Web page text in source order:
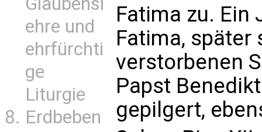
ehre und
ehrfürchti
ge
Liturgie
Erdbeben
Fatima zu. Ein
Fatima, später
verstorbenen
Papst
gepilgert,